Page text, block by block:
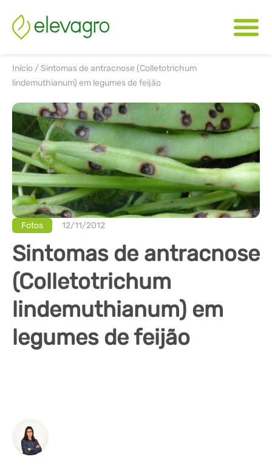
Início /Sintomas de antracnose (Colletotrichum
lindemuthianum) em legumes de feijão
Fotos 12/11/2012
Sintomas de antracnose
(Colletotrichum
lindemuthianum) em
legumes de feijão